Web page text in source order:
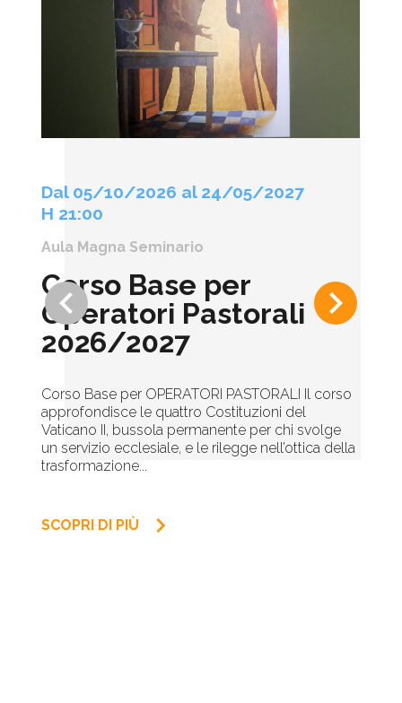
keyboard_arrow_left keyboard_arrow_right
Dal 05/10/2026 al 24/05/2027
H 21:00
Aula Magna Seminario
Corso Base per
Operatori Pastorali
2026/2027
Corso Base per OPERATORI PASTORALI Il corso
approfondisce le quattro Costituzioni del
Vaticano II, bussola permanente per chi svolge
un servizio ecclesiale, e le rilegge nell’ottica della
trasformazione...
keyboard_arrow_right
SCOPRI DI PIÙ